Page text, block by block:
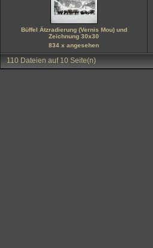
Büffel Ätzradierung (Vernis Mou) und
Zeichnung 30x30
834 x angesehen
110 Dateien auf 10 Seite(n)